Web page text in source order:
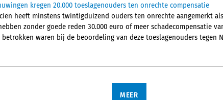
kregen 20.000 toeslagenouders ten onrechte compensatie
heeft minstens twintigduizend ouders ten onrechte aangemerkt
zonder goede reden 30.000 euro of meer schadecompensatie
waren bij de beoordeling van deze toeslagenouders tegen
MEER